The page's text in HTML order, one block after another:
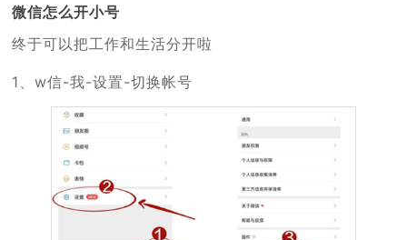
微信怎么开小号
终于可以把工作和生活分开啦
1、w信-我-设置-切换帐号